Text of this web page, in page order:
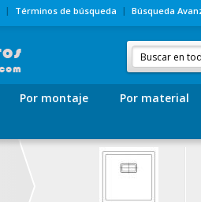
Términos de búsqueda Búsqueda
Por montaje Por material